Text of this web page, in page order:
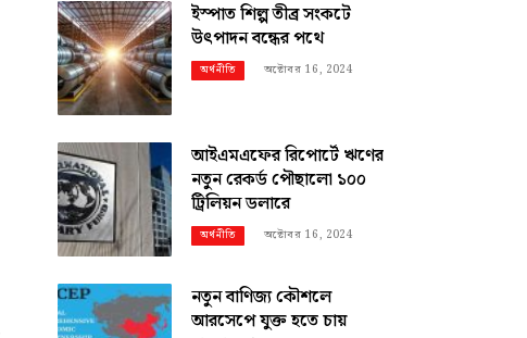
ইস্পাত শিল্প তীব্র সংকটে
উৎপাদন বন্ধের পথে
অর্থনীতি অক্টোবর 16, 2024
আইএমএফের রিপোর্টে ঋণের
নতুন রেকর্ড পৌছালো ১০০
ট্রিলিয়ন ডলারে
অর্থনীতি অক্টোবর 16, 2024
নতুন বাণিজ্য কৌশলে
আরসেপে যুক্ত হতে চায়